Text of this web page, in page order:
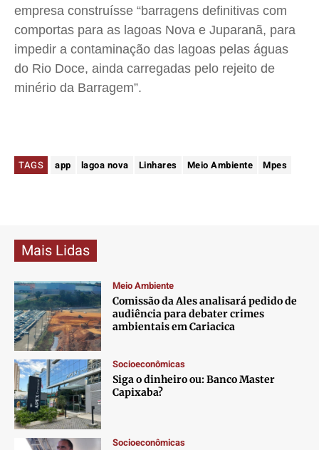
empresa construísse “barragens definitivas com
comportas para as lagoas Nova e Juparanã, para
impedir a contaminação das lagoas pelas águas
do Rio Doce, ainda carregadas pelo rejeito de
minério da Barragem”.
TAGS app lagoa nova Linhares Meio Ambiente Mpes
Mais Lidas
Meio Ambiente
Comissão da Ales analisará pedido de
audiência para debater crimes
ambientais em Cariacica
Socioeconômicas
Siga o dinheiro ou: Banco Master
Capixaba?
Socioeconômicas